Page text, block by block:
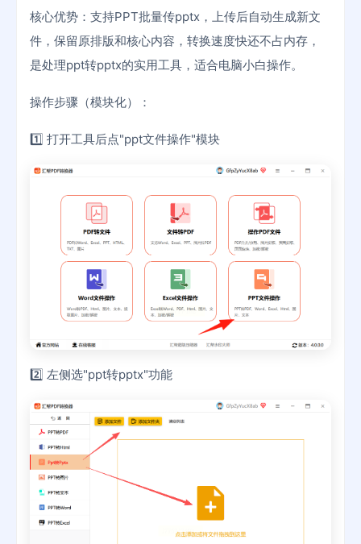
核心优势：支持PPT批量传pptx，上传后自动生成新文
件，保留原排版和核心内容，转换速度快还不占内存，
是处理ppt转pptx的实用工具，适合电脑小白操作。
操作步骤（模块化）：
1️⃣ 打开工具后点"ppt文件操作"模块
2️⃣ 左侧选"ppt转pptx"功能